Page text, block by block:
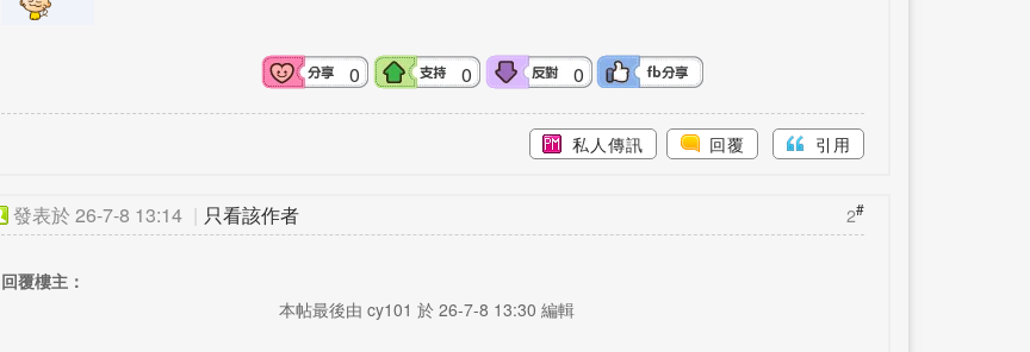
0 0 0
私人傳訊 回覆 引用
2#
發表於 26-7-8 13:14 | 只看該作者
回覆樓主：
本帖最後由 cy101 於 26-7-8 13:30 編輯